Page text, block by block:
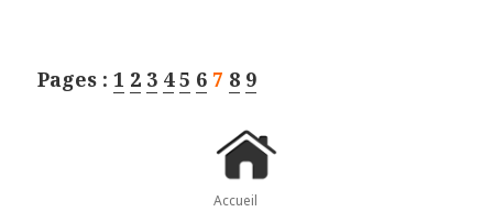
Pages :1 2 3 4 5 6 7 8 9
Accueil